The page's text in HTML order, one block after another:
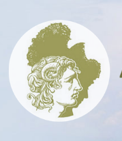
content
sidebar
sidebar
footer